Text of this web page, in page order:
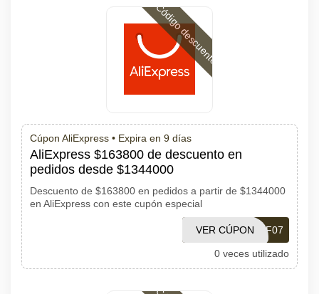
Código descuento
Cúpon AliExpress • Expira en 9 días
AliExpress $163800 de descuento en
pedidos desde $1344000
Descuento de $163800 en pedidos a partir de $1344000
en AliExpress con este cupón especial
PDF07
VER CÚPON
0 veces utilizado